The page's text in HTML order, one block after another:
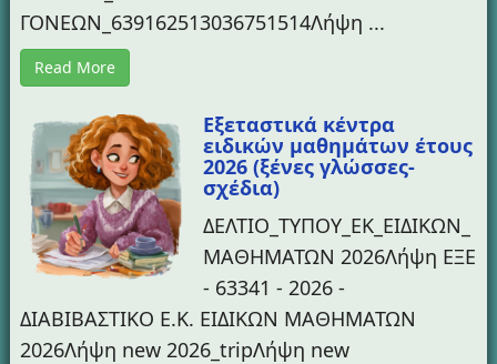
ΓΟΝΕΩΝ_639162513036751514Λήψη ...
Read More
Εξεταστικά κέντρα
ειδικών μαθημάτων έτους
2026 (ξένες γλώσσες-
σχέδια)
ΔΕΛΤΙΟ_ΤΥΠΟΥ_ΕΚ_ΕΙΔΙΚΩΝ_
ΜΑΘΗΜΑΤΩΝ 2026Λήψη ΕΞΕ
- 63341 - 2026 -
ΔΙΑΒΙΒΑΣΤΙΚΟ Ε.Κ. ΕΙΔΙΚΩΝ ΜΑΘΗΜΑΤΩΝ
2026Λήψη new 2026_tripΛήψη new